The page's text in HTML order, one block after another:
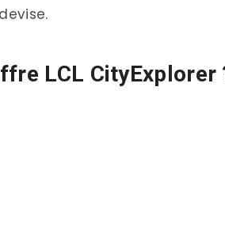
LCL CityExplorer